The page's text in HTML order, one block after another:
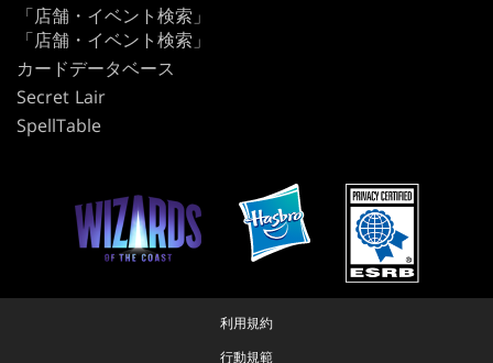
「店舗・イベント検索」
「店舗・イベント検索」
カードデータベース
Secret Lair
SpellTable
利用規約
行動規範